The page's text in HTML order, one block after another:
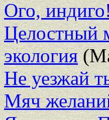
Ого,
Целостный
экология
Не уезжай
Мяч